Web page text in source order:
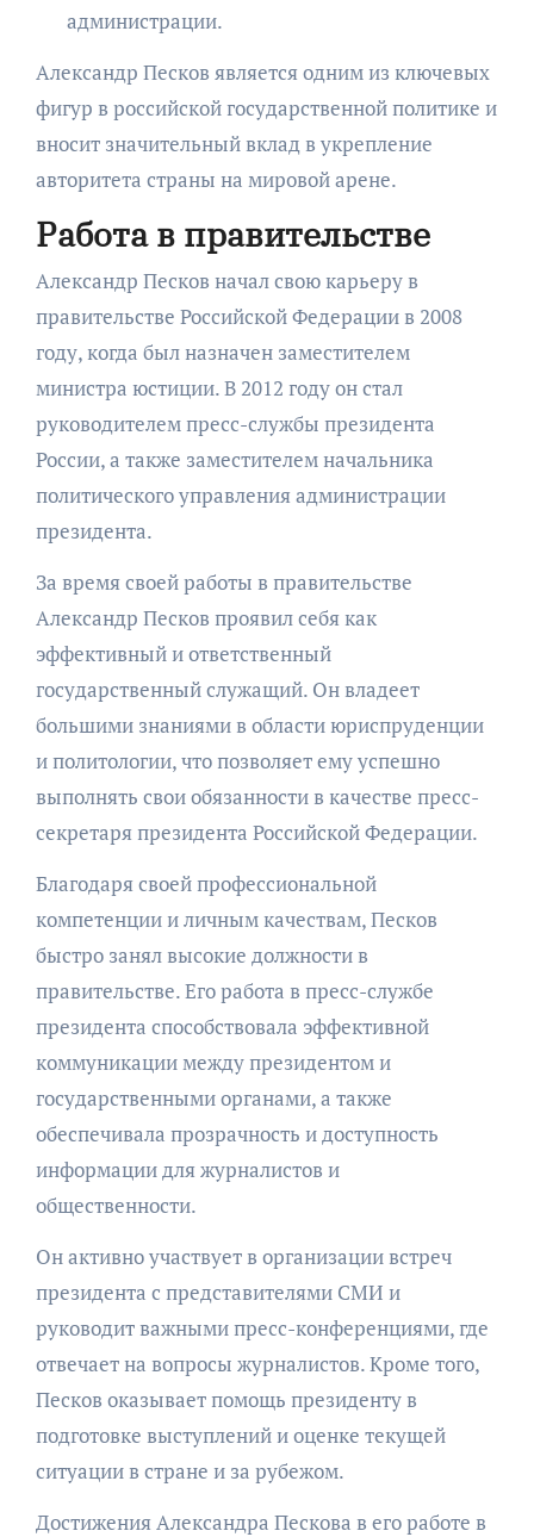
администрации.
Александр Песков является одним из ключевых
фигур в российской государственной политике и
вносит значительный вклад в укрепление
авторитета страны на мировой арене.
Работа в правительстве
Александр Песков начал свою карьеру в
правительстве Российской Федерации в 2008
году, когда был назначен заместителем
министра юстиции. В 2012 году он стал
руководителем пресс-службы президента
России, а также заместителем начальника
политического управления администрации
президента.
За время своей работы в правительстве
Александр Песков проявил себя как
эффективный и ответственный
государственный служащий. Он владеет
большими знаниями в области юриспруденции
и политологии, что позволяет ему успешно
выполнять свои обязанности в качестве пресс-
секретаря президента Российской Федерации.
Благодаря своей профессиональной
компетенции и личным качествам, Песков
быстро занял высокие должности в
правительстве. Его работа в пресс-службе
президента способствовала эффективной
коммуникации между президентом и
государственными органами, а также
обеспечивала прозрачность и доступность
информации для журналистов и
общественности.
Он активно участвует в организации встреч
президента с представителями СМИ и
руководит важными пресс-конференциями, где
отвечает на вопросы журналистов. Кроме того,
Песков оказывает помощь президенту в
подготовке выступлений и оценке текущей
ситуации в стране и за рубежом.
Достижения Александра Пескова в его работе в